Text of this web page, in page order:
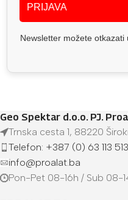
PRIJAVA
Newsletter možete otkazati
Geo Spektar d.o.o. PJ.
Trnska cesta 1, 88220
Telefon: +387 (0) 63 113 513
info@proalat.ba
Pon-Pet 08-16h / Sub 08-